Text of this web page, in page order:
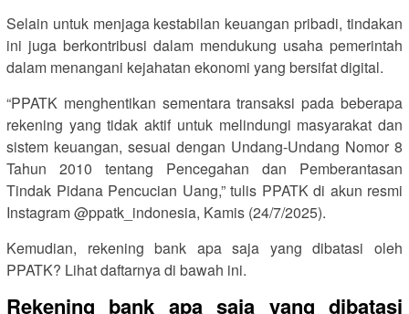
Selain untuk menjaga kestabilan keuangan pribadi, tindakan
ini juga berkontribusi dalam mendukung usaha pemerintah
dalam menangani kejahatan ekonomi yang bersifat digital.
“PPATK menghentikan sementara transaksi pada beberapa
rekening yang tidak aktif untuk melindungi masyarakat dan
sistem keuangan, sesuai dengan Undang-Undang Nomor 8
Tahun 2010 tentang Pencegahan dan Pemberantasan
Tindak Pidana Pencucian Uang,” tulis PPATK di akun resmi
Instagram @ppatk_indonesia, Kamis (24/7/2025).
Kemudian, rekening bank apa saja yang dibatasi oleh
PPATK? Lihat daftarnya di bawah ini.
Rekening bank apa saja yang dibatasi